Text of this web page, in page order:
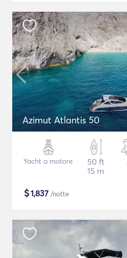
Azimut Atlantis 50
Yacht a motore
50 ft
15 m
$1,837 /notte